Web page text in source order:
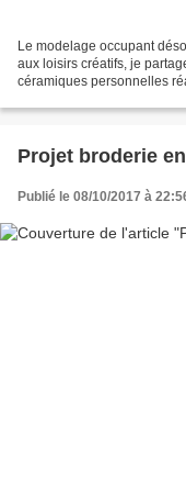
Le modelage occupant
aux loisirs créatifs, je
céramiques personnelles
Projet broderie
Publié le 08/10/2017 à